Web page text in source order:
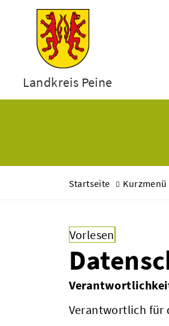
Landkreis Peine
Startseite Kurzmenü
Vorlesen
Verantwortlich für